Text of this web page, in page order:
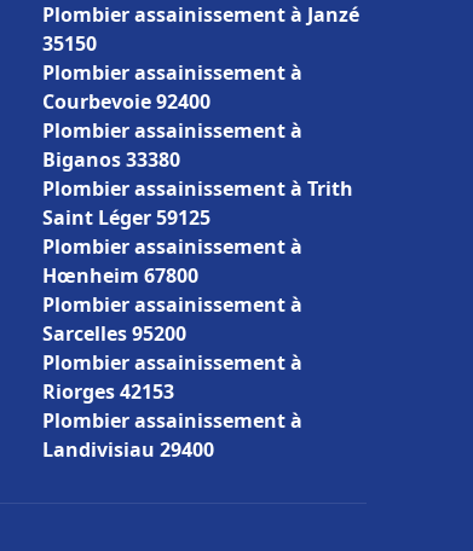
Plombier assainissement à Janzé
35150
Plombier assainissement à
Courbevoie 92400
Plombier assainissement à
Biganos 33380
Plombier assainissement à Trith
Saint Léger 59125
Plombier assainissement à
Hœnheim 67800
Plombier assainissement à
Sarcelles 95200
Plombier assainissement à
Riorges 42153
Plombier assainissement à
Landivisiau 29400